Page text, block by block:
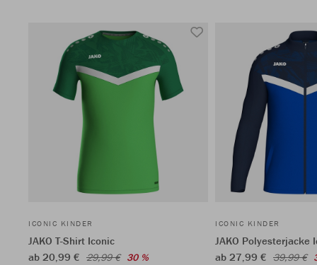
ICONIC KINDER
JAKO T-Shirt Iconic
ab 20,99 € 29,99 € 30 %
ICONIC KINDER
JAKO Polyesterjacke
ab 27,99 € 39,99 €